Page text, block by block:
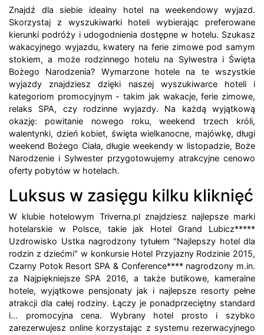
Znajdź dla siebie idealny hotel na weekendowy wyjazd.
Skorzystaj z wyszukiwarki hoteli wybierając preferowane
kierunki podróży i udogodnienia dostępne w hotelu. Szukasz
wakacyjnego wyjazdu, kwatery na ferie zimowe pod samym
stokiem, a może rodzinnego hotelu na Sylwestra i Święta
Bożego Narodzenia? Wymarzone hotele na te wszystkie
wyjazdy znajdziesz dzięki naszej wyszukiwarce hoteli i
kategoriom promocyjnym - takim jak wakacje, ferie zimowe,
relaks SPA, czy rodzinne wyjazdy. Na każdą wyjątkową
okazję: powitanie nowego roku, weekend trzech króli,
walentynki, dzień kobiet, święta wielkanocne, majówkę, długi
weekend Bożego Ciała, długie weekendy w listopadzie, Boże
Narodzenie i Sylwester przygotowujemy atrakcyjne cenowo
oferty pobytów w hotelach.
Luksus w zasięgu kilku kliknięć
W klubie hotelowym Triverna.pl znajdziesz najlepsze marki
hotelarskie w Polsce, takie jak Hotel Grand Lubicz*****
Uzdrowisko Ustka nagrodzony tytułem "Najlepszy hotel dla
rodzin z dziećmi" w konkursie Hotel Przyjazny Rodzinie 2015,
Czarny Potok Resort SPA & Conference**** nagrodzony m.in.
za Najpiękniejsze SPA 2016, a także butikowe, kameralne
hotele, wyjątkowe pensjonaty jak i najlepsze resorty pełne
atrakcji dla całej rodziny. Łączy je ponadprzeciętny standard
i... promocyjna cena. Wybrany hotel prosto i szybko
zarezerwujesz online korzystając z systemu rezerwacyjnego